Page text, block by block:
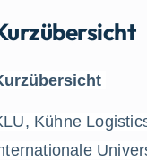
Kühne